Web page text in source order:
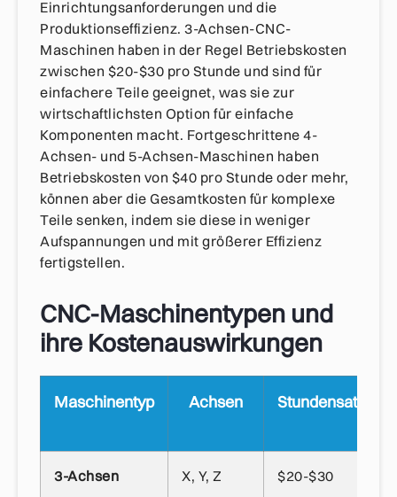
Einrichtungsanforderungen und die
Produktionseffizienz. 3-Achsen-CNC-
Maschinen haben in der Regel Betriebskosten
zwischen $20-$30 pro Stunde und sind für
einfachere Teile geeignet, was sie zur
wirtschaftlichsten Option für einfache
Komponenten macht. Fortgeschrittene 4-
Achsen- und 5-Achsen-Maschinen haben
Betriebskosten von $40 pro Stunde oder mehr,
können aber die Gesamtkosten für komplexe
Teile senken, indem sie diese in weniger
Aufspannungen und mit größerer Effizienz
fertigstellen.
CNC-Maschinentypen und
ihre Kostenauswirkungen
Maschinentyp Achsen
Stundensatz
3-Achsen X, Y, Z $20-$30